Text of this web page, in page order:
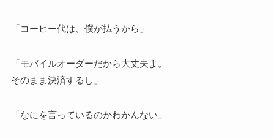
「コーヒー代は、僕が払うから」
「モバイルオーダーだから大丈夫よ。
そのまま決済するし」
「なにを言っているのかわかんない」